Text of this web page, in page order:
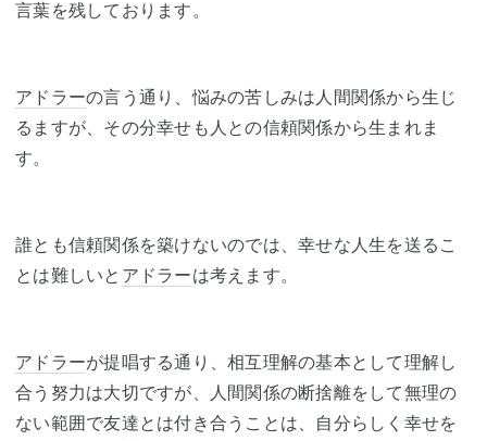
言葉を残しております。
アドラーの言う通り、悩みの苦しみは人間関係から生じ
るますが、その分幸せも人との信頼関係から生まれま
す。
誰とも信頼関係を築けないのでは、幸せな人生を送るこ
とは難しいと アドラーは考えます。
アドラーが提唱する通り、相互理解の基本として理解し
合う努力は大切ですが、人間関係の断捨離をして無理の
ない範囲で友達とは付き合うことは、自分らしく幸せを